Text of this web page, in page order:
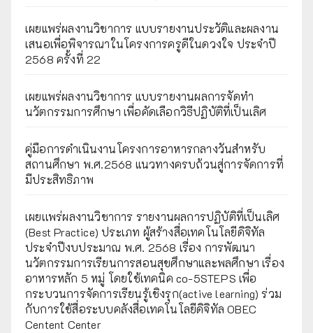
เผยแพร่ผลงานวิชาการ แบบรายงานประวัติและผลงาน
เสนอเพื่อพิจารณาในโครงการครูดีในดวงใจ ประจำปี
2568 ครั้งที่ 22
เผยแพร่ผลงานวิชาการ แบบรายงานผลการจัดทำ
นวัตกรรมการศึกษา เพื่อคัดเลือกวิธีปฏิบัติที่เป็นเลิศ
คู่มือการดำเนินงานโครงการอาหารกลางวันสำหรับ
สถานศึกษา พ.ศ.2568 แนวทางครบถ้วนสู่การจัดการที่
มีประสิทธิภาพ
เผยเเพร่ผลงานวิชาการ รายงานผลการปฏิบัติที่เป็นเลิศ
(Best Practice) ประเภท ผู้สร้างสื่อเทคโนโลยีดิจิทัล
ประจำปีงบประมาณ พ.ศ. 2568 เรื่อง การพัฒนา
นวัตกรรมการเรียนการสอนสุขศึกษาและพลศึกษา เรื่อง
อาหารหลัก 5 หมู่ โดยใช้เทคนิค co-5STEPS เพื่อ
กระบวนการจัดการเรียนรู้เชิงรุก(active learning) ร่วม
กับการใช้สื่อระบบคลังสื่อเทคโนโลยีดิจิทัล OBEC
Centent Center